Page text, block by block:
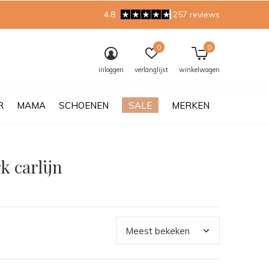
MAMA SCHOENEN SALE MERKEN
inloggen verlanglijst
0
winkelwagen
0
4.8 257 reviews
carlijn